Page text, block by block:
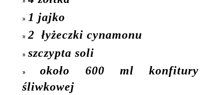
1 jajko
2 łyżeczki cynamonu
szczypta soli
około 600 ml konfitury
śliwkowej